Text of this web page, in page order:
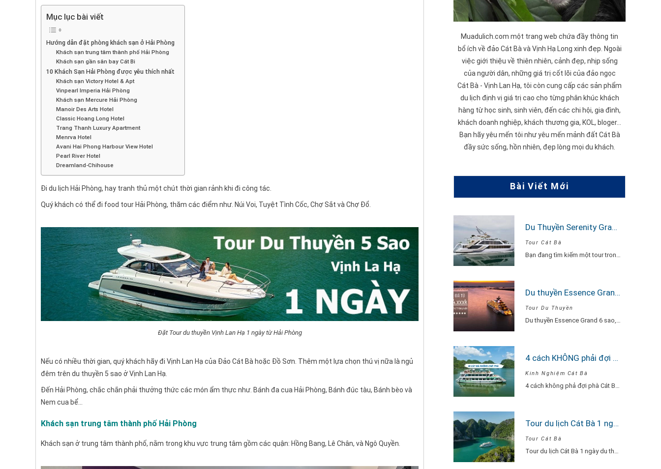
Mục lục bài viết
Hướng dẫn đặt phòng khách sạn ở Hải Phòng
Khách sạn trung tâm thành phố Hải Phòng
Khách sạn gần sân bay Cát Bi
10 Khách Sạn Hải Phòng được yêu thích nhất
Khách sạn Victory Hotel & Apt
Vinpearl Imperia Hải Phòng
Khách sạn Mercure Hải Phòng
Manoir Des Arts Hotel
Classic Hoang Long Hotel
Trang Thanh Luxury Apartment
Menrva Hotel
Avani Hai Phong Harbour View Hotel
Pearl River Hotel
Dreamland-Chihouse
Đi du lịch Hải Phòng, hay tranh thủ một chút thời gian rảnh khi đi công tác.
Quý khách có thể đi food tour Hải Phòng, thăm các điểm như. Núi Voi, Tuyệt Tình Cốc, Chợ Sắt và Chợ Đổ.
Đặt Tour du thuyền Vịnh Lan Hạ 1 ngày từ Hải Phòng
Nếu có nhiều thời gian, quý khách hãy đi Vịnh Lan Hạ của Đảo Cát Bà hoặc Đồ Sơn. Thêm một lựa chọn thú vị nữa là ngủ
đêm trên du thuyền 5 sao ở Vịnh Lan Hạ.
Đến Hải Phòng, chắc chắn phải thưởng thức các món ẩm thực như. Bánh đa cua Hải Phòng, Bánh đúc tàu, Bánh bèo và
Nem cua bể…
Khách sạn trung tâm thành phố Hải Phòng
Khách sạn ở trung tâm thành phố, nằm trong khu vực trung tâm gồm các quận: Hồng Bang, Lê Chân, và Ngô Quyền.
Muadulich.com một trang web chứa đầy thông tin
bổ ích về đảo Cát Bà và Vịnh Hạ Long xinh đẹp. Ngoài
việc giới thiệu về thiên nhiên, cảnh đẹp, nhịp sống
của người dân, những giá trị cốt lõi của đảo ngọc
Cát Bà - Vịnh Lan Hạ, tôi còn cung cấp các sản phẩm
du lịch định vị giá trị cao cho từng phân khúc khách
hàng từ học sinh, sinh viên, đến các chi hội, gia đình,
khách doanh nghiệp, khách thương gia, KOL, bloger...
Bạn hãy yêu mến tôi như yêu mến mảnh đất Cát Bà
đầy sức sống, hồn nhiên, đẹp lòng mọi du khách.
Bài Viết Mới
Du Thuyền Serenity Grandeur: Trải Nghiệm Tour Vịnh Lan Hạ 1 Ngày Đẳng Cấp Nhất
Tour Cát Bà
Du thuyền Essence Grand 6 sao
Tour Du Thuyền
4 cách KHÔNG phải đợi Phà Cát Bà
Kinh Nghiệm Cát Bà
Tour du lịch Cát Bà 1 ngày từ Hà Nội Du Thuyền Serenity Explore
Tour Cát Bà